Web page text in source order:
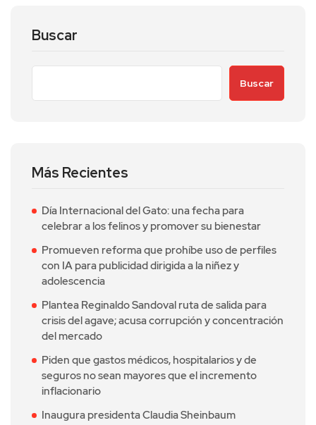
Buscar
Buscar
Más Recientes
Día Internacional del Gato: una fecha para
celebrar a los felinos y promover su bienestar
Promueven reforma que prohíbe uso de perfiles
con IA para publicidad dirigida a la niñez y
adolescencia
Plantea Reginaldo Sandoval ruta de salida para
crisis del agave; acusa corrupción y concentración
del mercado
Piden que gastos médicos, hospitalarios y de
seguros no sean mayores que el incremento
inflacionario
Inaugura presidenta Claudia Sheinbaum